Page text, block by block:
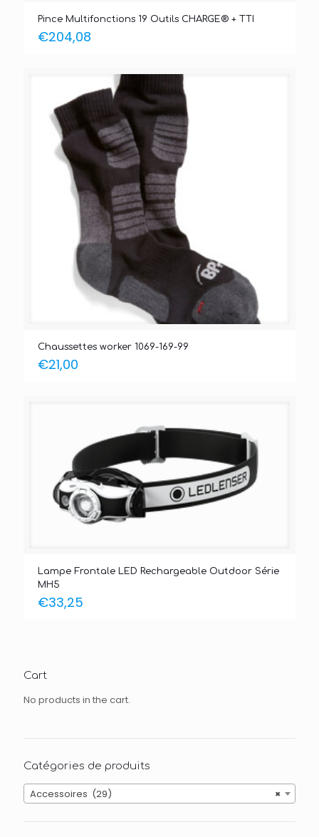
Pince Multifonctions 19 Outils CHARGE® + TTI
€204,08
Chaussettes worker 1069-169-99
€21,00
Lampe Frontale LED Rechargeable Outdoor Série
MH5
€33,25
Cart
No products in the cart.
Catégories de produits
×
Accessoires (29)